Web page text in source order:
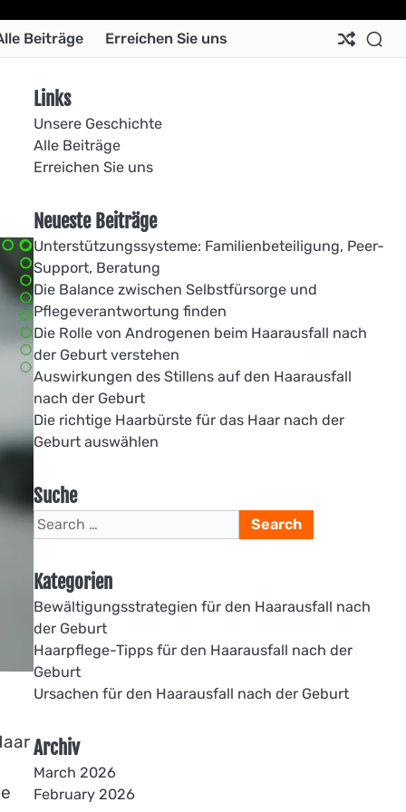
Beiträge Erreichen Sie uns
Links
Unsere Geschichte
Alle Beiträge
Erreichen Sie uns
Neueste Beiträge
Unterstützungssysteme: Familienbeteiligung, Peer-
Support, Beratung
Die Balance zwischen Selbstfürsorge und
Pflegeverantwortung finden
Die Rolle von Androgenen beim Haarausfall nach
der Geburt verstehen
Auswirkungen des Stillens auf den Haarausfall
nach der Geburt
Die richtige Haarbürste für das Haar nach der
Geburt auswählen
Suche
Search
for:
Kategorien
Bewältigungsstrategien für den Haarausfall nach
der Geburt
Haarpflege-Tipps für den Haarausfall nach der
Geburt
Ursachen für den Haarausfall nach der Geburt
Archiv
March 2026
February 2026